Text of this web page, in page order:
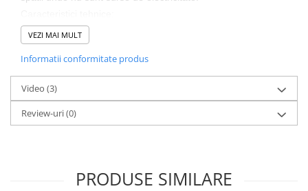
roleta exterioara alimentata solar;
izolare foarte eficienta;
mecanism de actionare amplasat intr-o carcasa in
partea superioara a ferestrei de mansarda;
intrerupator fara fir asociat roletei care poate opera
pana la 200 de rolete simultan;
cicluri inchis-deschis;
VEZI MAI MULT
Informatii conformitate produs
Video (3)
Review-uri(0)
PRODUSE SIMILARE